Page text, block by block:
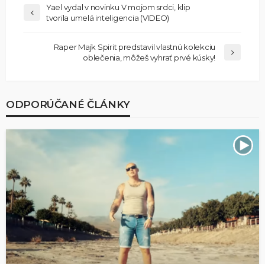
Yael vydal v novinku V mojom srdci, klip
tvorila umelá inteligencia (VIDEO)
Raper Majk Spirit predstavil vlastnú kolekciu
oblečenia, môžeš vyhrať prvé kúsky!
ODPORÚČANÉ ČLÁNKY